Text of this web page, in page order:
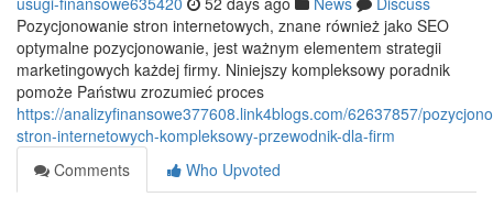
Pozycjonowanie stron internetowych, znane również jako SEO
optymalne pozycjonowanie, jest ważnym elementem strategii
marketingowych każdej firmy. Niniejszy kompleksowy poradnik
pomoże Państwu zrozumieć proces
https://analizyfinansowe377608.link4blogs.com/62637857/
stron-internetowych-kompleksowy-przewodnik-dla-firm
Comments
Who Upvoted